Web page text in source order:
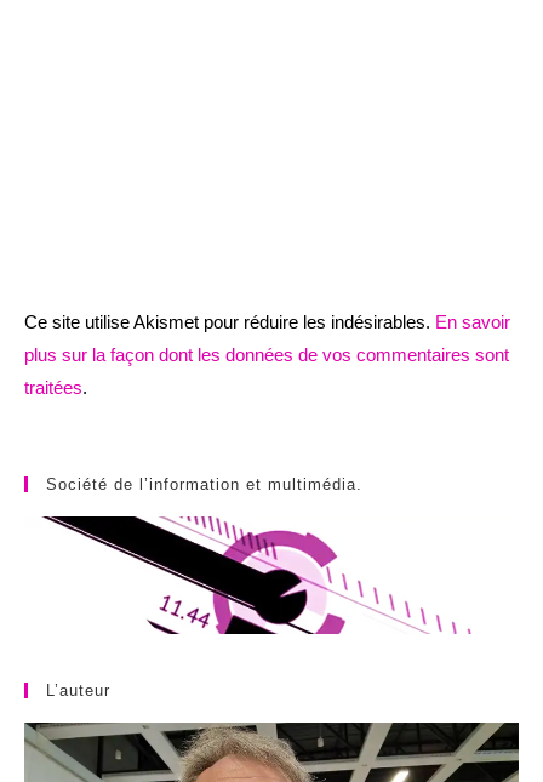
Ce site utilise Akismet pour réduire les indésirables. En savoir
plus sur la façon dont les données de vos commentaires sont
traitées.
Société de l’information et multimédia.
L’auteur